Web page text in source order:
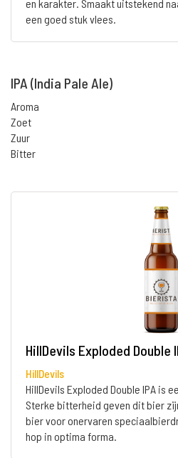
en karakter. Smaakt uitstekend
een goed stuk vlees.
IPA (India Pale Ale)
Aroma
Zoet
Zuur
Bitter
HillDevils Exploded Double
HillDevils
HillDevils Exploded Double IPA is
Sterke bitterheid geven dit bier
bier voor onervaren
hop in optima forma.